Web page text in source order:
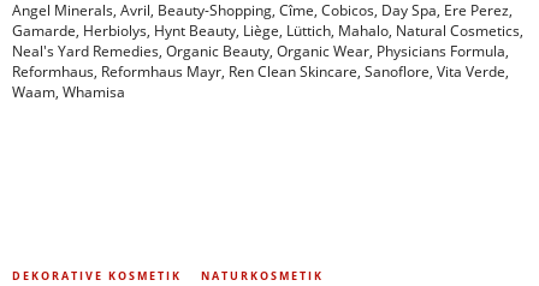
Angel Minerals, Avril, Beauty-Shopping, Cîme, Cobicos, Day Spa, Ere Perez,
Gamarde, Herbiolys, Hynt Beauty, Liège, Lüttich, Mahalo, Natural Cosmetics,
Neal's Yard Remedies, Organic Beauty, Organic Wear, Physicians Formula,
Reformhaus, Reformhaus Mayr, Ren Clean Skincare, Sanoflore, Vita Verde,
Waam, Whamisa
DEKORATIVE KOSMETIK NATURKOSMETIK